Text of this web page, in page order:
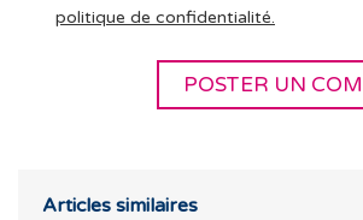
politique de confidentialité.
Articles similaires